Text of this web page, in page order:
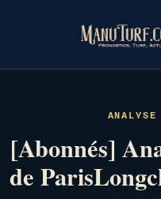
ANALYSE
[Abonnés]
de